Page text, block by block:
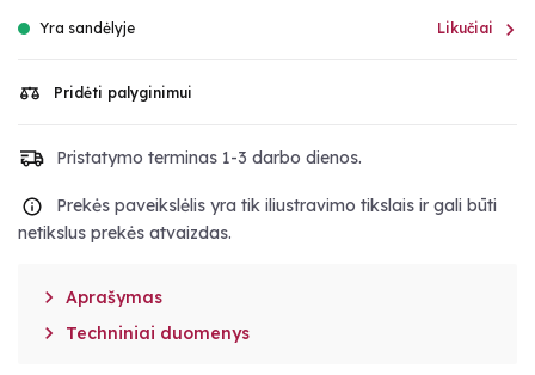
Yra sandėlyje Likučiai 
Pridėti palyginimui
Pristatymo terminas 1-3 darbo dienos.
Prekės paveikslėlis yra tik iliustravimo tikslais ir gali būti
netikslus prekės atvaizdas.
 Aprašymas
 Techniniai duomenys